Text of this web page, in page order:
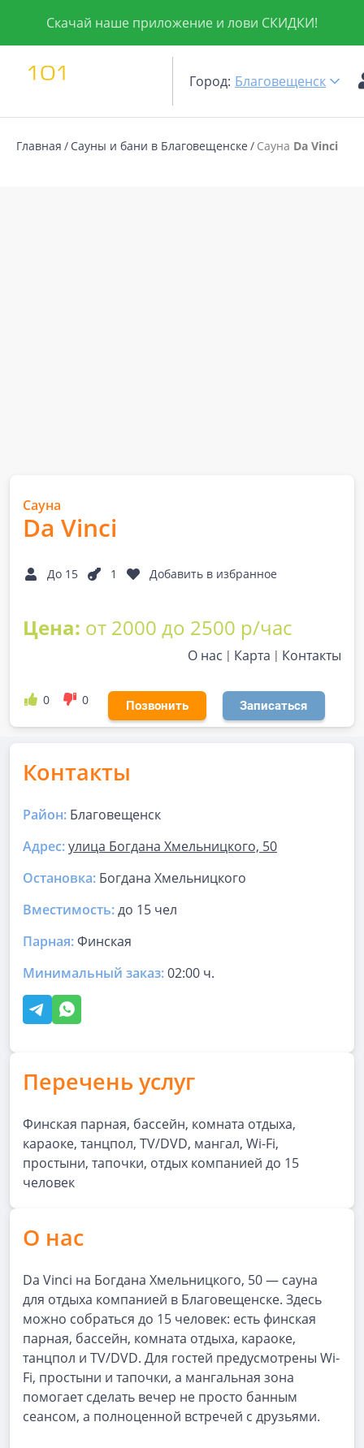
Скачай наше приложение и лови СКИДКИ!
Город: Благовещенск
Главная Сауны и бани в Благовещенске Сауна Da Vinci
Сауна
Da Vinci
До 15 1 Добавить в избранное
Цена: от 2000 до 2500 р/час
О нас Карта Контакты
0 0 Позвонить Записаться
Контакты
Район: Благовещенск
Адрес:улица Богдана Хмельницкого, 50
Остановка: Богдана Хмельницкого
Вместимость:до 15 чел
Парная:Финская
Минимальный заказ:02:00 ч.
Перечень услуг
Финская парная, бассейн, комната отдыха,
караоке, танцпол, TV/DVD, мангал, Wi-Fi,
простыни, тапочки, отдых компанией до 15
человек
О нас
Da Vinci на Богдана Хмельницкого, 50 — сауна
для отдыха компанией в Благовещенске. Здесь
можно собраться до 15 человек: есть финская
парная, бассейн, комната отдыха, караоке,
танцпол и TV/DVD. Для гостей предусмотрены Wi-
Fi, простыни и тапочки, а мангальная зона
помогает сделать вечер не просто банным
сеансом, а полноценной встречей с друзьями.